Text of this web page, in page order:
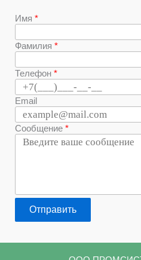
Имя
Фамилия
Телефон
Email
Сообщение
Отправить